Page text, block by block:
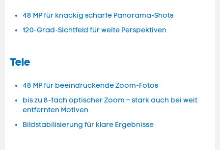
48 MP für knackig scharfe Panorama-Shots
120-Grad-Sichtfeld für weite Perspektiven
Tele
48 MP für beeindruckende Zoom-Fotos
bis zu 8-fach optischer Zoom – stark auch bei weit
entfernten Motiven
Bildstabilisierung für klare Ergebnisse